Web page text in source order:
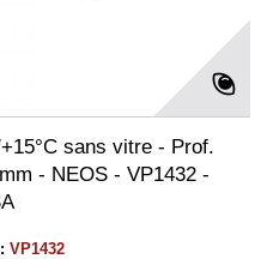
sans vitre - Prof.
- NEOS - VP1432 -
VP1432